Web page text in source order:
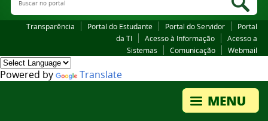
Transparência Portal do Estudante Portal do Servidor
Portal
da TI
Acesso à Informação
Acesso a
Sistemas
Comunicação Webmail
Powered by Translate